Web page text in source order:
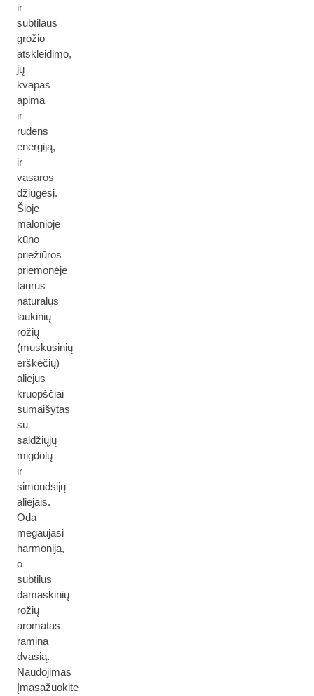
ir
subtilaus
grožio
atskleidimo,
jų
kvapas
apima
ir
rudens
energiją,
ir
vasaros
džiugesį.
Šioje
malonioje
kūno
priežiūros
priemonėje
taurus
natūralus
laukinių
rožių
(muskusinių
erškėčių)
aliejus
kruopščiai
sumaišytas
su
saldžiųjų
migdolų
ir
simondsijų
aliejais.
Oda
mėgaujasi
harmonija,
o
subtilus
damaskinių
rožių
aromatas
ramina
dvasią.
Naudojimas
Įmasažuokite